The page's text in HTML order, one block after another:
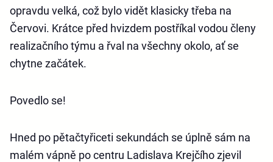
opravdu velká, což bylo vidět klasicky třeba na
Červovi. Krátce před hvizdem postříkal vodou členy
realizačního týmu a řval na všechny okolo, ať se
chytne začátek.
Povedlo se!
Hned po pětačtyřiceti sekundách se úplně sám na
malém vápně po centru Ladislava Krejčího zjevil